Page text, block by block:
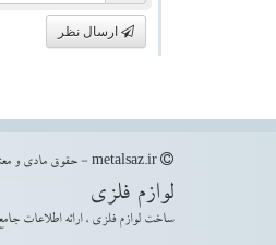
ارسال نظر
لوازم فلزی
ساخت لوازم فلزی ، ارائه اطلاعات